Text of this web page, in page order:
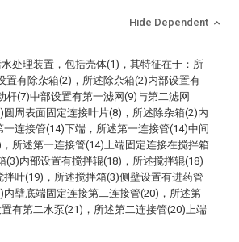
Hide Dependent
处理装置，包括壳体(1)，其特征在于：所
置有除杂箱(2)，所述除杂箱(2)内部设置有
杆(7)中部设置有第一滤网(9)与第二滤网
周表面固定连接叶片(8)，所述除杂箱(2)内
连接管(14)下端，所述第一连接管(14)中间
所述第一连接管(14)上端固定连接在搅拌箱
(3)内部设置有搅拌辊(18)，所述搅拌辊(18)
拌叶(19)，所述搅拌箱(3)侧壁设置有进药管
内壁底端固定连接第二连接管(20)，所述第
有第二水泵(21)，所述第二连接管(20)上端